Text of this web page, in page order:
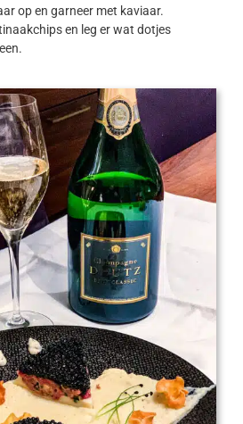
op en garneer met kaviaar.
en leg er wat dotjes